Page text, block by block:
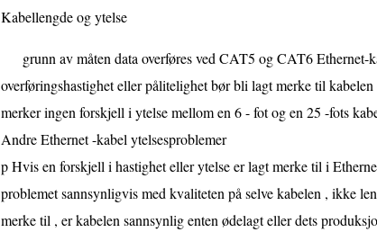
Kabellengde og ytelse
grunn av måten data overføres ved CAT5 og CAT6 Ethernet-
overføringshastighet eller pålitelighet bør bli lagt merke til
merker ingen forskjell i ytelse mellom en 6 - fot og en 25 -fots
Andre Ethernet -kabel ytelsesproblemer
p Hvis en forskjell i hastighet eller ytelse er lagt merke til i
problemet sannsynligvis med kvaliteten på selve kabelen , ikke
merke til , er kabelen sannsynlig enten ødelagt eller dets